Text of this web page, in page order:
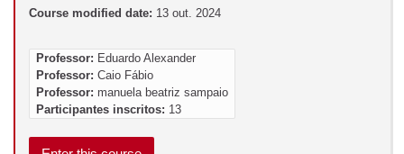
Course modified date: 13 out. 2024
Professor: Eduardo Alexander
Professor: Caio Fábio
Professor: manuela beatriz sampaio
Participantes inscritos: 13